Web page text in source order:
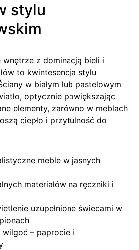
stylu
wnętrze z dominacją bieli i
to kwintesencja stylu
w białym lub pastelowym
optycznie powiększając
elementy, zarówno w meblach
ciepło i przytulność do
meble w jasnych
materiałów na ręczniki i
uzupełnione świecami w
wilgoć – paprocie i